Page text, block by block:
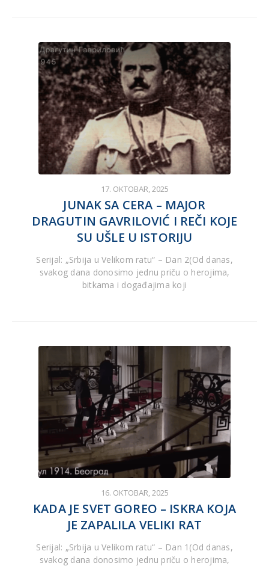
17. OKTOBAR, 2025
JUNAK SA CERA – MAJOR
DRAGUTIN GAVRILOVIĆ I REČI KOJE
SU UŠLE U ISTORIJU
Serijal: „Srbija u Velikom ratu“ – Dan 2(Od danas,
svakog dana donosimo jednu priču o herojima,
bitkama i događajima koji
16. OKTOBAR, 2025
KADA JE SVET GOREO – ISKRA KOJA
JE ZAPALILA VELIKI RAT
Serijal: „Srbija u Velikom ratu“ – Dan 1(Od danas,
svakog dana donosimo jednu priču o herojima,